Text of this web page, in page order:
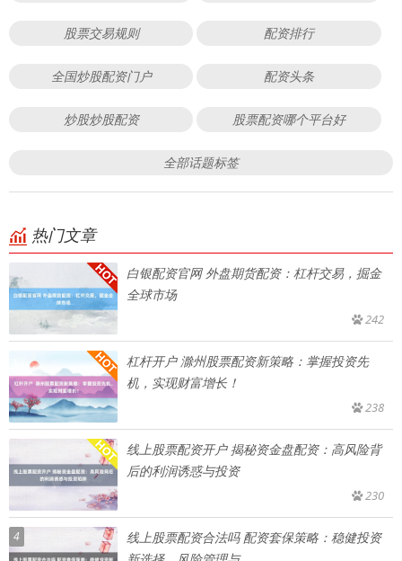
股票交易规则 配资排行
全国炒股配资门户 配资头条
炒股炒股配资 股票配资哪个平台好
全部话题标签
热门文章
白银配资官网 外盘期货配资：杠杆交易，掘金
全球市场
242
杠杆开户 滁州股票配资新策略：掌握投资先
机，实现财富增长！
238
线上股票配资开户 揭秘资金盘配资：高风险背
后的利润诱惑与投资
230
4
线上股票配资合法吗 配资套保策略：稳健投资